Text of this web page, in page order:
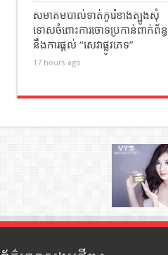
សមាគមបាល់ទាត់កូរ៉េខាងត្បូងសុំ
ទោសចំពោះការចោទប្រកាន់ពាក់ព័ន្ធ
នឹងការផ្តល់ “សេវាផ្លូវភេទ”
17 hours ago